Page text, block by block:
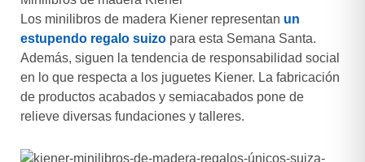
Los minilibros de madera Kiener representan un
estupendo regalo suizo para esta Semana Santa.
Además, siguen la tendencia de responsabilidad social
en lo que respecta a los juguetes Kiener. La fabricación
de productos acabados y semiacabados pone de
relieve diversas fundaciones y talleres.